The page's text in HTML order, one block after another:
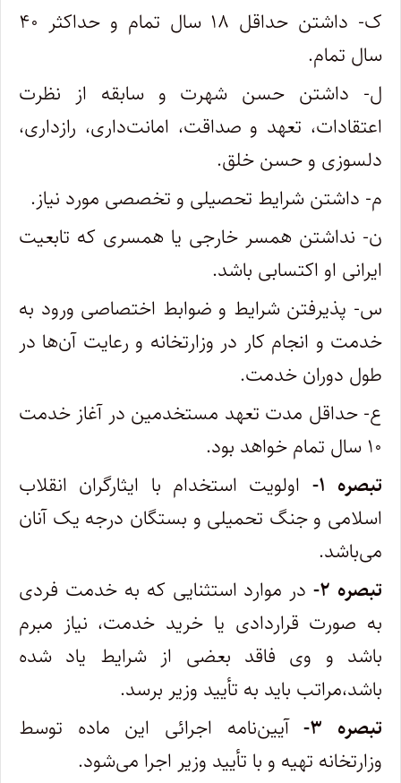
ک- داشتن حداقل ۱۸ سال تمام و حداکثر ۴۰
سال تمام.
ل- داشتن حسن شهرت و سابقه از نظرت
اعتقادات، تعهد و صداقت، امانت‌داری، رازداری،
دلسوزی و حسن خلق.
م- داشتن شرایط تحصیلی و تخصصی مورد نیاز.
ن- نداشتن همسر خارجی یا همسری که تابعیت
ایرانی او اکتسابی باشد.
س- پذیرفتن شرایط و ضوابط اختصاصی ورود به
خدمت و انجام کار در وزارتخانه و رعایت آن‌ها در
طول دوران خدمت.
ع- حداقل مدت تعهد مستخدمین در آغاز خدمت
۱۰ سال تمام خواهد بود.
‌تبصره ۱-
اولویت استخدام با ایثارگران انقلاب
اسلامی و جنگ تحمیلی و بستگان درجه یک آنان
می‌باشد.
‌تبصره ۲-
در موارد استثنایی که به خدمت فردی
به صورت قراردادی یا خرید خدمت، نیاز مبرم
باشد و وی فاقد بعضی از شرایط یاد شده
باشد،‌مراتب باید به تأیید وزیر برسد.
‌تبصره ۳-
آیین‌نامه اجرائی این ماده توسط
وزارتخانه تهیه و با تأیید وزیر اجرا می‌شود.